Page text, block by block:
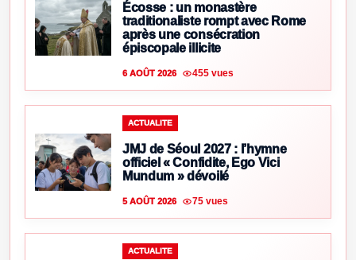
Écosse : un monastère
traditionaliste rompt avec Rome
après une consécration
épiscopale illicite
6 AOÛT 2026 455 vues
ACTUALITE
JMJ de Séoul 2027 : l’hymne
officiel « Confidite, Ego Vici
Mundum » dévoilé
5 AOÛT 2026 75 vues
ACTUALITE